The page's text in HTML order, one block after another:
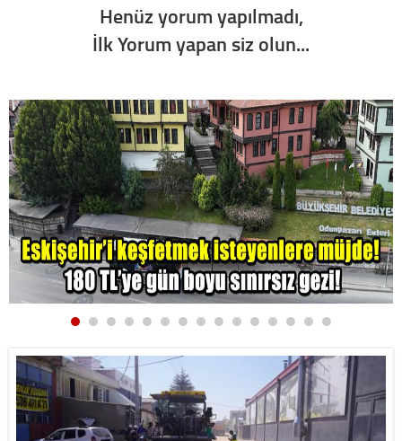
Henüz yorum yapılmadı,
İlk Yorum yapan siz olun...